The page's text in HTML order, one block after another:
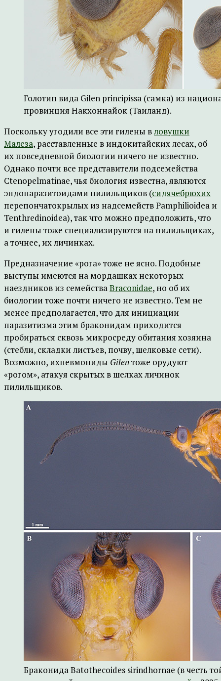
Голотип вида Gilen principissa (самка) из
провинция Накхоннайок (Таиланд).
Поскольку угодили все эти гилены вловушки
Малеза, расставленные в индокитайских лесах, об
их повседневной биологии ничего не известно.
Однако почти все представители подсемейства
Ctenopelmatinae, чья биология известна, являются
эндопаразитоидами пилильщиков (сидячебрюхих
перепончатокрылых из надсемейств Pamphilioidea и
Tenthredinoidea), так что можно предположить, что
и гилены тоже специализируются на пилильщиках,
а точнее, их личинках.
Предназначение «рога» тоже не ясно. Подобные
выступы имеются на мордашках некоторых
наездников из семействаBraconidae, но об их
биологии тоже почти ничего не известно. Тем не
менее предполагается, что для инициации
паразитизма этим браконидам приходится
пробираться сквозь микросреду обитания хозяина
(стебли, складки листьев, почву, шелковые сети).
Возможно, ихневмониды Gilenтоже орудуют
«рогом», атакуя скрытых в шелках личинок
пилильщиков.
Браконида Batothecoides sirindhornae (в честь